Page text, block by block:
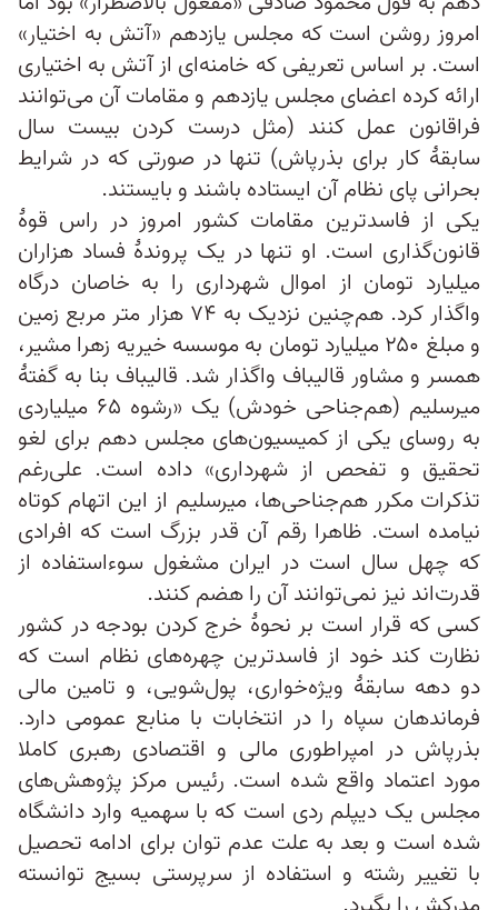
امروز روشن است که مجلس یازدهم «آتش به اختیار»
است. بر اساس تعریفی که خامنه‌ای از آتش به اختیاری
ارائه کرده اعضای مجلس یازدهم و مقامات آن می‌توانند
فراقانون عمل کنند (مثل درست کردن بیست سال
سابقهٔ کار برای بذرپاش) تنها در صورتی که در شرایط
بحرانی پای نظام آن ایستاده باشند و بایستند.
یکی از فاسد‌ترین مقامات کشور امروز در راس قوهٔ
قانون‌گذاری است. او تنها در یک پروندهٔ فساد هزاران
میلیارد تومان از اموال شهرداری را به خاصان درگاه
واگذار کرد. هم‌چنین نزدیک به ۷۴ هزار متر مربع زمین
و مبلغ ۲۵۰ میلیارد تومان به موسسه خیریه زهرا مشیر،
همسر و مشاور قالیباف واگذار شد. قالیباف بنا به گفتهٔ
میرسلیم (هم‌جناحی خودش) یک «رشوه ۶۵ میلیاردی
به روسای یکی از کمیسیون‌های مجلس دهم برای لغو
تحقیق و تفحص از شهرداری» داده است. علی‌رغم
تذکرات مکرر هم‌جناحی‌ها، میرسلیم از این اتهام کوتاه
نیامده است. ظاهرا رقم آن قدر بزرگ است که افرادی
که چهل سال است در ایران مشغول سوءاستفاده از
قدرت‌اند نیز نمی‌توانند آن را هضم کنند.
کسی که قرار است بر نحوهٔ خرج کردن بودجه در کشور
نظارت کند خود از فاسد‌ترین چهره‌های نظام است که
دو دهه سابقهٔ ویژه‌خواری، پول‌شویی، و تامین مالی
فرماندهان سپاه را در انتخابات با منابع عمومی دارد.
بذرپاش در امپراطوری مالی و اقتصادی رهبری کاملا
مورد اعتماد واقع شده است. رئیس مرکز پژوهش‌های
مجلس یک دیپلم ردی است که با سهمیه وارد دانشگاه
شده است و بعد به علت عدم توان برای ادامه تحصیل
با تغییر رشته و استفاده از سرپرستی بسیج توانسته